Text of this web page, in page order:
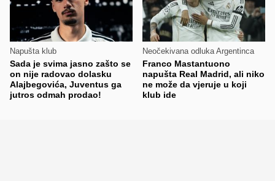
Napušta klub
Sada je svima jasno zašto se
on nije radovao dolasku
Alajbegovića, Juventus ga
jutros odmah prodao!
Neočekivana odluka Argentinca
Franco Mastantuono
napušta Real Madrid, ali niko
ne može da vjeruje u koji
klub ide